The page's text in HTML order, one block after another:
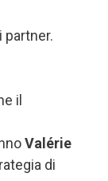
partner.
il
Valérie
di